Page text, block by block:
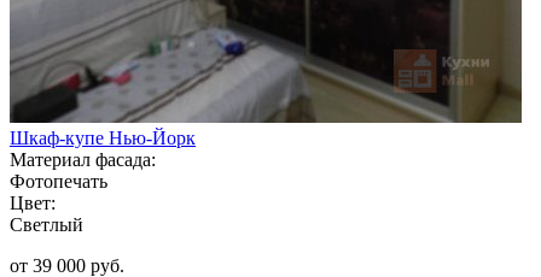
Шкаф-купе Нью-Йорк
Материал фасада:
Фотопечать
Цвет:
Светлый
от 39 000 руб.